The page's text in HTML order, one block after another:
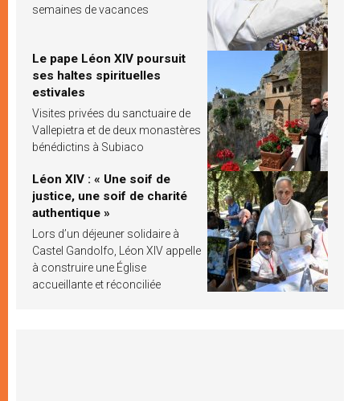
semaines de vacances
Le pape Léon XIV poursuit
ses haltes spirituelles
estivales
Visites privées du sanctuaire de
Vallepietra et de deux monastères
bénédictins à Subiaco
Léon XIV : « Une soif de
justice, une soif de charité
authentique »
Lors d’un déjeuner solidaire à
Castel Gandolfo, Léon XIV appelle
à construire une Église
accueillante et réconciliée